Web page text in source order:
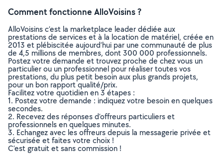
Comment fonctionne AlloVoisins ?
AlloVoisins c’est la marketplace leader dédiée aux
prestations de services et à la location de matériel, créée en
2013 et plébiscitée aujourd’hui par une communauté de plus
de 4,5 millions de membres, dont 300 000 professionnels.
Postez votre demande et trouvez proche de chez vous un
particulier ou un professionnel pour réaliser toutes vos
prestations, du plus petit besoin aux plus grands projets,
pour un bon rapport qualité/prix.
Facilitez votre quotidien en 3 étapes :
1. Postez votre demande : indiquez votre besoin en quelques
secondes.
2. Recevez des réponses d’offreurs particuliers et
professionnels en quelques minutes.
3. Echangez avec les offreurs depuis la messagerie privée et
sécurisée et faites votre choix !
C’est gratuit et sans commission !